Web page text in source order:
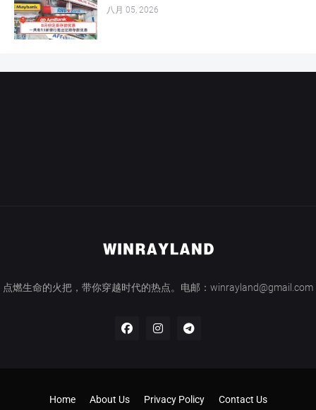
八月 05, 2026
点燃生命的火把，带你穿越时代的热点。电邮：winrayland@gmail.com
Home About Us Privacy Policy Contact Us